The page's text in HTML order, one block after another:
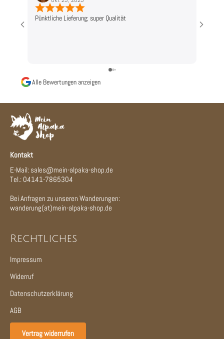
Pünktliche Lieferung; super Qualität
Alle Bewertungen anzeigen
Kontakt
E-Mail: sales@mein-alpaka-shop.de
Tel.: 04141-7865304
Bei Anfragen zu unseren Wanderungen:
wanderung(at)mein-alpaka-shop.de
Rechtliches
Impressum
Widerruf
Datenschutzerklärung
AGB
Vertrag widerrufen